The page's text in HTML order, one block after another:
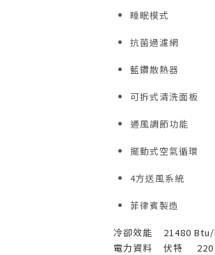
睡眠模式
抗菌過濾網
藍鑽散熱器
可拆式清洗面板
通風調節功能
擺動式空氣循環
4方送風系統
菲律賓製造
冷卻效能
21480
電力資料
伏特